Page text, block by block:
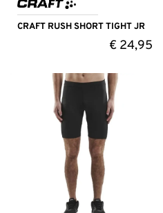
CRAFT RUSH SHORT TIGHT JR
€ 24,95